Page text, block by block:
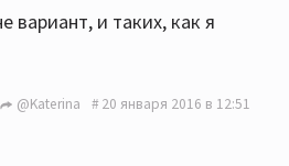
вариант, и таких, как я
@Katerina 20 января 2016 в 12:51